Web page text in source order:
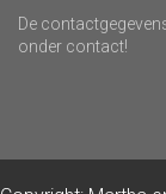
De
onder contact!